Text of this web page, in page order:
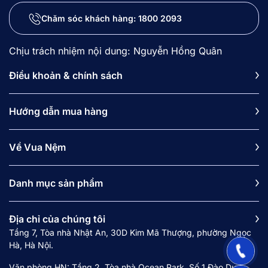
4.3. Quan sát chất lượng vải bọc và đường viền
5. Các câu hỏi thường gặp về nệm lò xo dưới 5
triệu (FAQs)
5.1. Với ngân sách dưới 5 triệu, tôi nên chọn
nệm lò xo hay nệm bông ép?
5.3. Khả năng cách ly chuyển động của nệm lò
xo túi dưới 5 triệu như thế nào?
5.4. Tôi nên chọn Amando Elite Original hay
Goodnight SleepWave Hybrid?
5.5. Mùa hè nằm nệm lò xo giá rẻ có bị nóng
lưng không?
Chăm sóc khách hàng: 1800 2093
Chịu trách nhiệm nội dung: Nguyễn Hồng Quân
Điều khoản & chính sách
Hướng dẫn mua hàng
Về Vua Nệm
Danh mục sản phẩm
Địa chỉ của chúng tôi
Tầng 7, Tòa nhà Nhật An, 30D Kim Mã Thượng, phường Ngọc
Hà, Hà Nội.